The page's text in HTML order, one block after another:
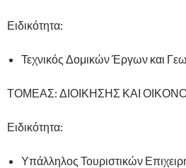
Ειδικότητα:
Τεχνικός Δομικών Έργων και
ΤΟΜΕΑΣ: ΔΙΟΙΚΗΣΗΣ ΚΑΙ
Ειδικότητα:
Υπάλληλος Τουριστικών